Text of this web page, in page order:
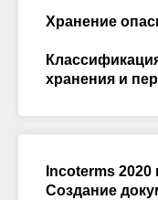
Хранение
хранения и
Incoterms
Создание